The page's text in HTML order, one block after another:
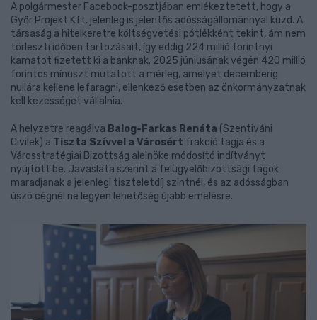
A polgármester Facebook-posztjában emlékeztetett, hogy a
Győr Projekt Kft. jelenleg is jelentős adósságállománnyal küzd. A
társaság a hitelkeretre költségvetési pótlékként tekint, ám nem
törleszti időben tartozásait, így eddig 224 millió forintnyi
kamatot fizetett ki a banknak. 2025 júniusának végén 420 millió
forintos mínuszt mutatott a mérleg, amelyet decemberig
nullára kellene lefaragni, ellenkező esetben az önkormányzatnak
kell kezességet vállalnia.
A helyzetre reagálva Balog-Farkas Renáta (Szentiváni
Civilek) a Tiszta Szívvel a Városért frakció tagja és a
Városstratégiai Bizottság alelnöke módosító indítványt
nyújtott be. Javaslata szerint a felügyelőbizottsági tagok
maradjanak a jelenlegi tiszteletdíj szintnél, és az adósságban
úszó cégnél ne legyen lehetőség újabb emelésre.